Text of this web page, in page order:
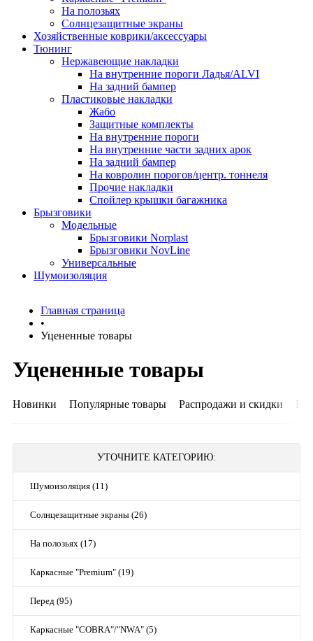
На полозьях
Солнцезащитные экраны
Хозяйственные коврики/аксессуары
Тюнинг
Нержавеющие накладки
На внутренние пороги Ладья/ALVI
На задний бампер
Пластиковые накладки
Жабо
Защитные комплекты
На внутренние пороги
На внутренние части задних арок
На задний бампер
На ковролин порогов/центр. тоннеля
Прочие накладки
Спойлер крышки багажника
Брызговики
Модельные
Брызговики Norplast
Брызговики NovLine
Универсальные
Шумоизоляция
Главная страница
•
Уцененные товары
Уцененные товары
Новинки Популярные товары Распродажи и скидки
УТОЧНИТЕ КАТЕГОРИЮ:
Шумоизоляция (11)
Солнцезащитные экраны (26)
На полозьях (17)
Каркасные "Premium" (19)
Перед (95)
Каркасные "COBRA"/"NWA" (5)